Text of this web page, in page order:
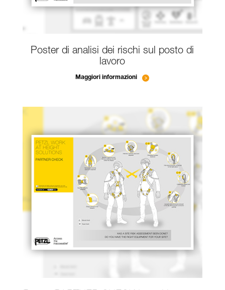
Poster di analisi dei rischi sul posto di
lavoro
Maggiori informazioni